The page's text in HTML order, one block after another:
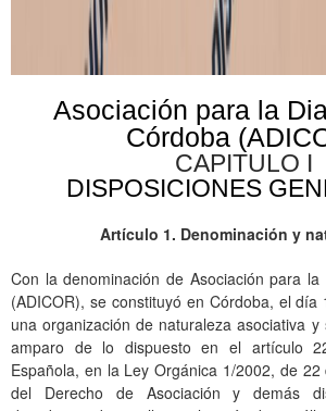
Asociación para la
Córdoba
CAPITULO I
DISPOSICIONES
Artículo 1. Denominación y
Con la denominación de Asociación para
(ADICOR), se constituyó en Córdoba, el
una organización de naturaleza asociativa
amparo de lo dispuesto en el artículo
Española, en la Ley Orgánica 1/2002, de
del Derecho de Asociación y demás